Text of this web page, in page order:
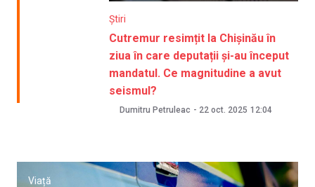
Știri
Cutremur resimțit la Chișinău în
ziua în care deputații și-au început
mandatul. Ce magnitudine a avut
seismul?
Dumitru Petruleac - 22 oct. 2025 12:04
Viață